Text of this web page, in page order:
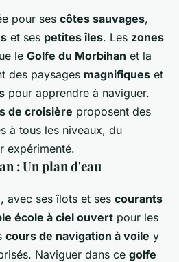
pour ses côtes sauvages,
et ses petites îles. Les zones
le Golfe du Morbihan et la
des paysages magnifiques et
pour apprendre à naviguer.
de croisière proposent des
à tous les niveaux, du
expérimenté.
: Un plan d'eau
, avec ses îlots et ses courants
école à ciel ouvert pour les
cours de navigation à voile y
Naviguer dans ce golfe